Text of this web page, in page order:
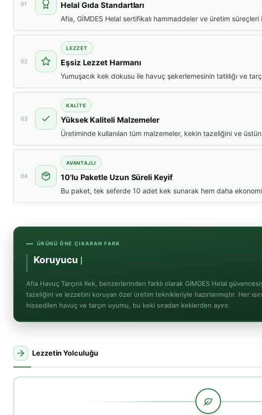
01 Helal Gıda Standartları
Afia, GİMDES Helal sertifikalı hammaddeler ve üretim
02
LEZZET
Eşsiz Lezzet Harmanı
Yumuşacık kek dokusu ile havuç şekerlemesinin tatlılığı ve
03
KALİTE
Yüksek Kaliteli Malzemeler
Üretiminde kullanılan tüm malzemeler, kekin tazeliğini ve
04
AVANTAJLI
10'lu Paketle Uzun Süreli Keyif
Bu paket, tek seferde 10 adet kek sunarak hem daha
ÜRÜNÜ ÖNE ÇIKARAN FARK
Pratik 4
Afia Havuç Tarçınlı Kek, benzerlerinden farklı olarak GİMDES Helal
tazeliğini ve lezzetini koruyan özel üretim teknikleriyle hazırlanmıştır. Her
hissedilen havuç ve tarçın uyumu, bu keki sıradan keklerden ayırır.
Lezzetin Yolculuğu